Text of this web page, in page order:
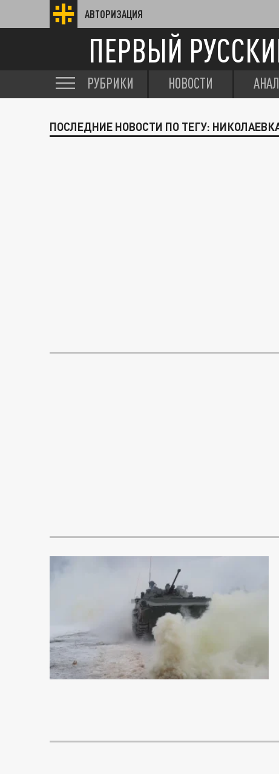
АВТОРИЗАЦИЯ
ПЕРВЫЙ
РУБРИКИ НОВОСТИ
ПОСЛЕДНИЕ НОВОСТИ ПО ТЕГУ: